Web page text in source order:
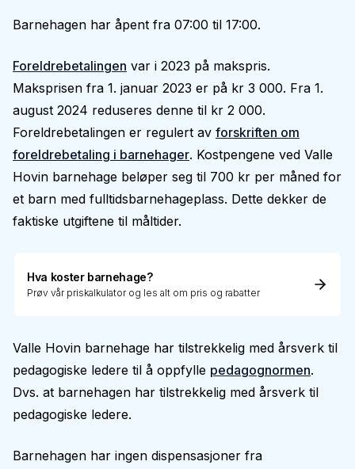
Barnehagen har åpent fra 07:00 til 17:00.
Foreldrebetalingen var i 2023 på makspris.
Maksprisen fra 1. januar 2023 er på kr 3 000. Fra 1.
august 2024 reduseres denne til kr 2 000.
Foreldrebetalingen er regulert av forskriften om
foreldrebetaling i barnehager. Kostpengene ved Valle
Hovin barnehage beløper seg til 700 kr per måned for
et barn med fulltidsbarnehageplass. Dette dekker de
faktiske utgiftene til måltider.
Hva koster barnehage?
Prøv vår priskalkulator og les alt om pris og rabatter
Valle Hovin barnehage har tilstrekkelig med årsverk til
pedagogiske ledere til å oppfylle pedagognormen.
Dvs. at barnehagen har tilstrekkelig med årsverk til
pedagogiske ledere.
Barnehagen har ingen dispensasjoner fra